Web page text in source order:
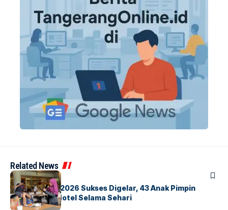
Related News
BERITAINDEX
GM For A Day 2026 Sukses Digelar, 43 Anak Pimpin
Operasional Hotel Selama Sehari